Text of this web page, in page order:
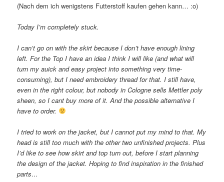
(Nach dem ich wenigstens Futterstoff kaufen gehen kann… :o)
Today I’m completely stuck.
I can’t go on with the skirt because I don’t have enough lining
left. For the Top I have an idea I think I will like (and what will
turn my auick and easy project into something very time-
consuming), but I need embroidery thread for that. I still have,
even in the right colour, but nobody in Cologne sells Mettler poly
sheen, so I cant buy more of it. And the possible alternative I
have to order.
I tried to work on the jacket, but I cannot put my mind to that. My
head is still too much with the other two unfinished projects. Plus
I’d like to see how skirt and top turn out, before I start planning
the design of the jacket. Hoping to find inspiration in the finished
parts…